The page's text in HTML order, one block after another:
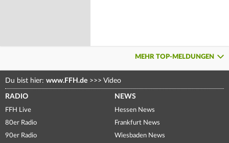
MEHR TOP-MELDUNGEN
Du bist hier: www.FFH.de >>> Video
RADIO
FFH Live
80er Radio
90er Radio
NEWS
Hessen News
Frankfurt News
Wiesbaden News